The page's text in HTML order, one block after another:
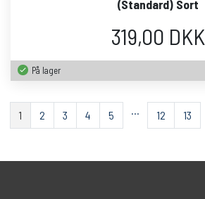
(Standard) Sort
319,00 DKK
På lager
1 2 3 4 5 … 12 13